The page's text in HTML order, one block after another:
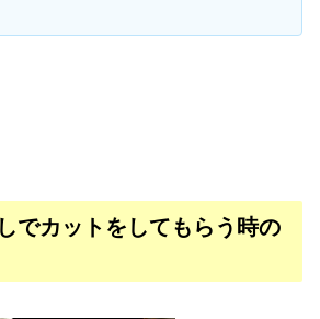
でカットをしてもらう時の